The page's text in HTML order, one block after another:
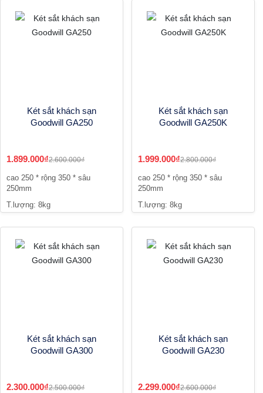
Két sắt khách sạn
Goodwill GA250
1.899.000₫2.600.000₫
cao 250 * rộng 350 * sâu
250mm
T.lượng: 8kg
Két sắt khách sạn
Goodwill GA250K
1.999.000₫2.800.000₫
cao 250 * rộng 350 * sâu
250mm
T.lượng: 8kg
Két sắt khách sạn
Goodwill GA300
2.300.000₫2.500.000₫
Két sắt khách sạn
Goodwill GA230
2.299.000₫2.600.000₫